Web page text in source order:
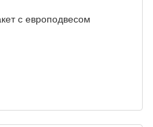
с европодвесом